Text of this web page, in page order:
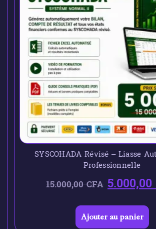
SYSCOHADA Révisé – Liasse
Professionnelle
15.000,00CFA 5.000,00
Ajouter au panier